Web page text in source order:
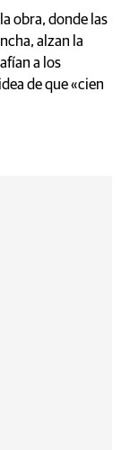
obra, donde las
alzan la
a los
de que «cien